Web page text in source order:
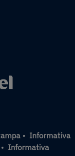
• Informativa
Informativa